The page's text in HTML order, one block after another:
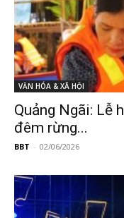
VĂN HÓA & XÃ HỘI
Quảng Ngãi: Lễ
đêm rừng...
BBT - 02/06/2026